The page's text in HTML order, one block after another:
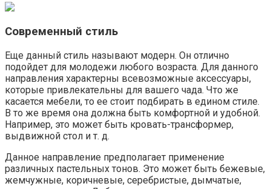
Современный стиль
Еще данный стиль называют модерн. Он отлично
подойдет для молодежи любого возраста. Для данного
направления характерны всевозможные аксессуары,
которые привлекательны для вашего чада. Что же
касается мебели, то ее стоит подбирать в едином стиле.
В то же время она должна быть комфортной и удобной.
Например, это может быть кровать-трансформер,
выдвижной стол и т. д.
Данное направление предполагает применение
различных пастельных тонов. Это может быть бежевые,
жемчужные, коричневые, серебристые, дымчатые,